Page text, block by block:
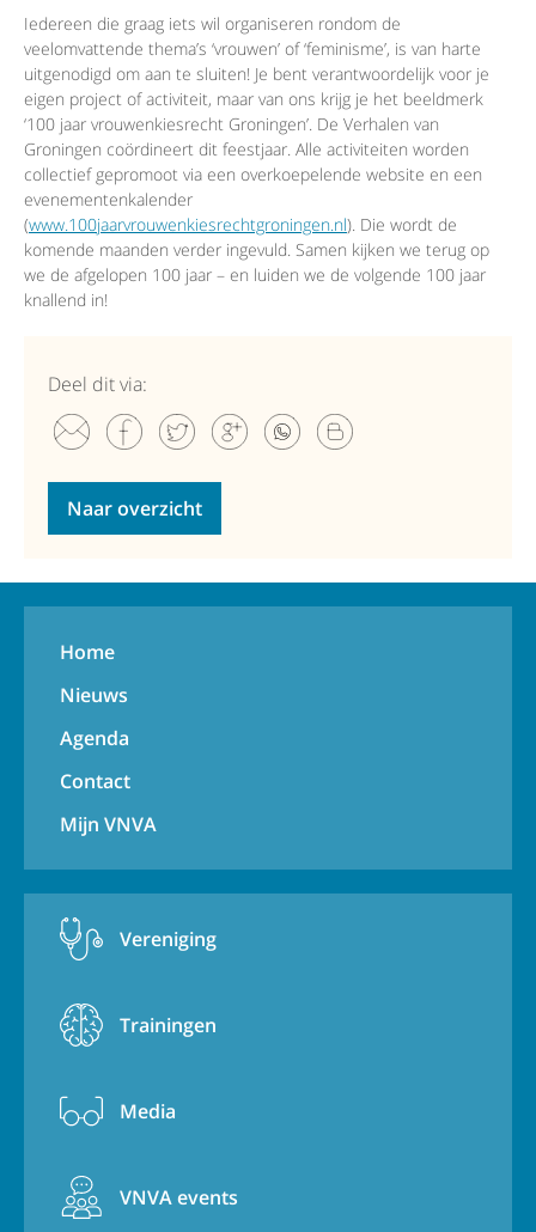
Iedereen die graag iets wil organiseren rondom de
veelomvattende thema’s ‘vrouwen’ of ‘feminisme’, is van harte
uitgenodigd om aan te sluiten! Je bent verantwoordelijk voor je
eigen project of activiteit, maar van ons krijg je het beeldmerk
‘100 jaar vrouwenkiesrecht Groningen’. De Verhalen van
Groningen coördineert dit feestjaar. Alle activiteiten worden
collectief gepromoot via een overkoepelende website en een
evenementenkalender
(www.100jaarvrouwenkiesrechtgroningen.nl). Die wordt de
komende maanden verder ingevuld. Samen kijken we terug op
we de afgelopen 100 jaar – en luiden we de volgende 100 jaar
knallend in!
Deel dit via:
Naar overzicht
Home
Nieuws
Agenda
Contact
Mijn VNVA
Vereniging
Trainingen
Media
VNVA events